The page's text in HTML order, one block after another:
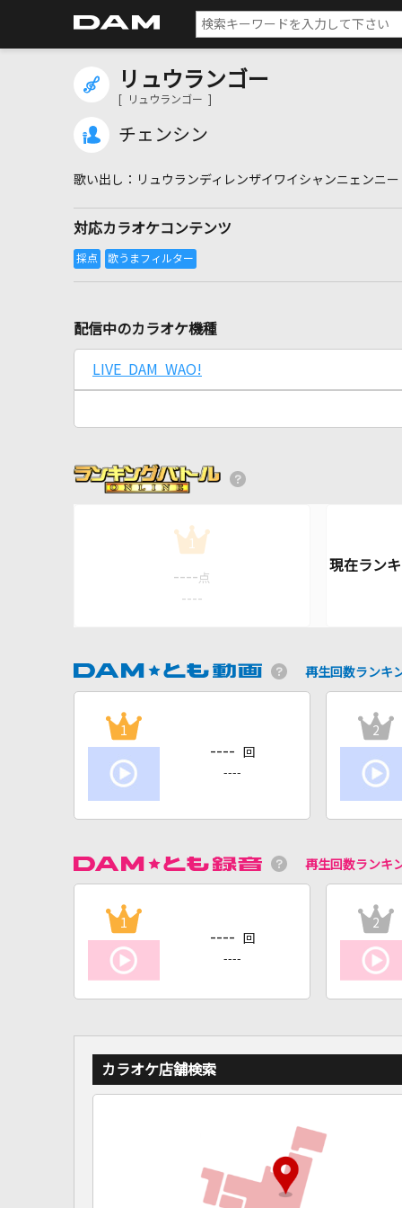
リュウランゴー
[ リュウランゴー ]
チェンシン
リュウランディレンザイワイシャンニェンニー
対応カラオケコンテンツ
配信中のカラオケ機種
LIVE DAM WAO!
1
---- 点
----
再生回数ランキ
1
---- 回
----
2
再生回数ランキ
1
---- 回
----
2
カラオケ店舗検索